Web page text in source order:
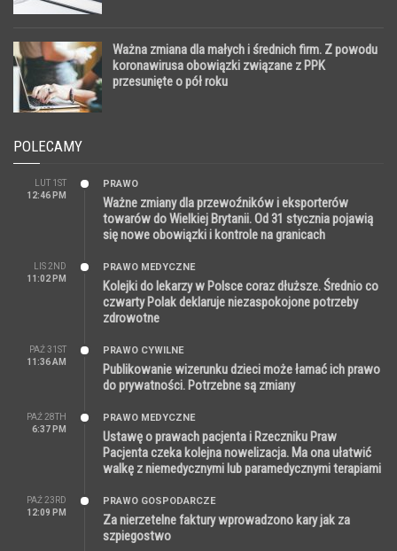
Ważna zmiana dla małych i średnich firm. Z powodu
koronawirusa obowiązki związane z PPK
przesunięte o pół roku
POLECAMY
LUT 1ST
12:46 PM
PRAWO
Ważne zmiany dla przewoźników i eksporterów
towarów do Wielkiej Brytanii. Od 31 stycznia pojawią
się nowe obowiązki i kontrole na granicach
LIS 2ND
11:02 PM
PRAWO MEDYCZNE
Kolejki do lekarzy w Polsce coraz dłuższe. Średnio co
czwarty Polak deklaruje niezaspokojone potrzeby
zdrowotne
PAŹ 31ST
11:36 AM
PRAWO CYWILNE
Publikowanie wizerunku dzieci może łamać ich prawo
do prywatności. Potrzebne są zmiany
PAŹ 28TH
6:37 PM
PRAWO MEDYCZNE
Ustawę o prawach pacjenta i Rzeczniku Praw
Pacjenta czeka kolejna nowelizacja. Ma ona ułatwić
walkę z niemedycznymi lub paramedycznymi terapiami
PAŹ 23RD
12:09 PM
PRAWO GOSPODARCZE
Za nierzetelne faktury wprowadzono kary jak za
szpiegostwo